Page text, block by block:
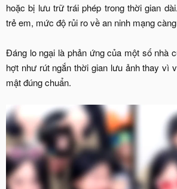
hoặc bị lưu trữ trái phép trong thời gian
trẻ em, mức độ rủi ro về an ninh mạng
Đáng lo ngại là phản ứng của một số nhà
hợt như rút ngắn thời gian lưu ảnh thay vì
mật đúng chuẩn.